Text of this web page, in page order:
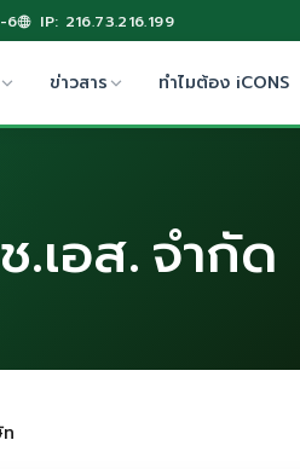
6 IP: 216.73.216.199
ข่าวสาร ทำไมต้อง iCONS
.เอส. จำกัด